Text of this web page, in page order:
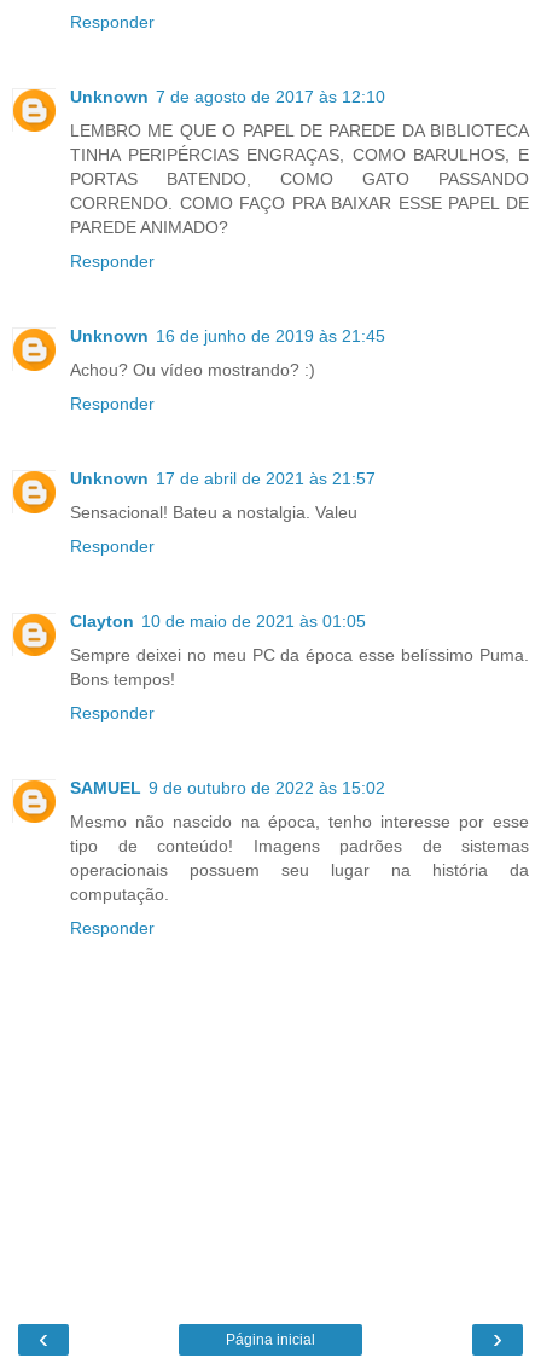
Responder
Unknown 7 de agosto de 2017 às 12:10
LEMBRO ME QUE O PAPEL DE PAREDE DA BIBLIOTECA
TINHA PERIPÉRCIAS ENGRAÇAS, COMO BARULHOS, E
PORTAS BATENDO, COMO GATO PASSANDO
CORRENDO. COMO FAÇO PRA BAIXAR ESSE PAPEL DE
PAREDE ANIMADO?
Responder
Unknown 16 de junho de 2019 às 21:45
Achou? Ou vídeo mostrando? :)
Responder
Unknown 17 de abril de 2021 às 21:57
Sensacional! Bateu a nostalgia. Valeu
Responder
Clayton 10 de maio de 2021 às 01:05
Sempre deixei no meu PC da época esse belíssimo Puma.
Bons tempos!
Responder
SAMUEL 9 de outubro de 2022 às 15:02
Mesmo não nascido na época, tenho interesse por esse
tipo de conteúdo! Imagens padrões de sistemas
operacionais possuem seu lugar na história da
computação.
Responder
‹ ›
Página inicial